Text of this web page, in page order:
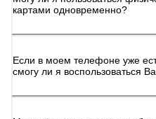
картами одновременно?
Если в моем телефоне уже
смогу ли я воспользоваться